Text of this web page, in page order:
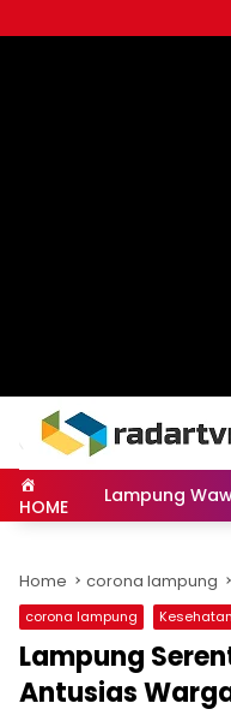
to
HOME Lampung
Home corona lampung
corona lampung Kesehatan
Lampung
Antusias